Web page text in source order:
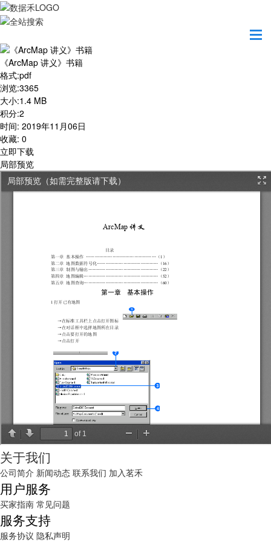
《ArcMap 讲义》书籍
格式:pdf
浏览:3365
大小:1.4 MB
积分:2
时间: 2019年11月06日
收藏: 0
立即下载
局部预览
关于我们
公司简介 新闻动态 联系我们 加入茗禾
用户服务
买家指南 常见问题
服务支持
服务协议 隐私声明